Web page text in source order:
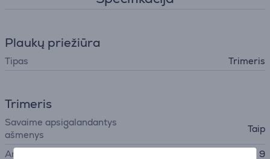
Plaukų priežiūra
Tipas Trimeris
Trimeris
Savaime apsigalandantys
ašmenys
Taip
Antgalių kiekis 9